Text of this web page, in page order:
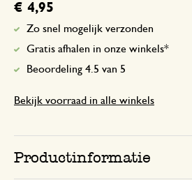
€ 4,95
Zo snel mogelijk verzonden
Gratis afhalen in onze winkels*
Beoordeling 4.5 van 5
Bekijk voorraad in alle winkels
Productinformatie